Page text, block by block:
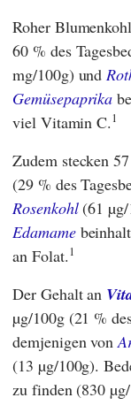
Roher
60 % des
mg/100g) und
Gemüsepaprika
viel Vitamin C.1
Zudem stecken
(29 % des
Rosenkohl(61 µg/
Edamame
an Folat.1
Der Gehalt an
µg/100g (21 %
demjenigen von
(13 µg/100g).
zu finden (830